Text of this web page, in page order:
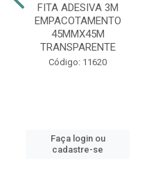
FITA ADESIVA 3M
EMPACOTAMENTO
45MMX45M
TRANSPARENTE
Código: 11620
Faça login ou
cadastre-se